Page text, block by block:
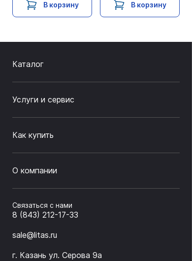
В корзину В корзину
Каталог
Услуги и сервис
Как купить
О компании
Связаться с нами
8 (843) 212-17-33
sale@litas.ru
г. Казань ул. Серова 9а